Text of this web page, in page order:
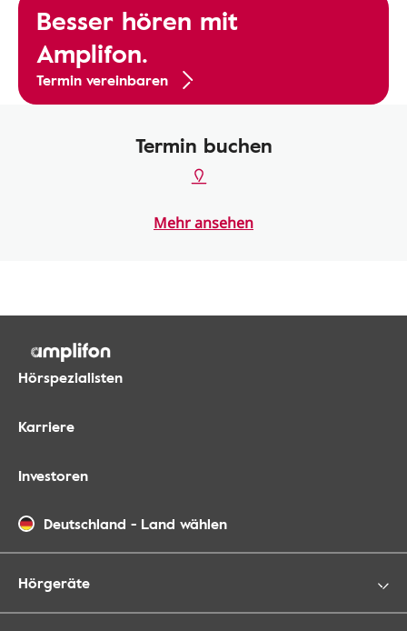
Besser hören mit
Amplifon.
Termin vereinbaren
Termin buchen
Mehr ansehen
Hörspezialisten
Karriere
Investoren
Deutschland - Land wählen
Hörgeräte